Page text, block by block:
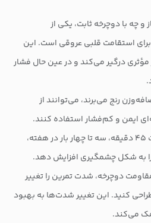
چه با دوچرخه ثابت، یکی از
استقامت قلبی عروقی است. این
مؤثری درگیر می‌کند و در عین حال فشار
رنج می‌برند، می‌توانند از
ایمن و کم‌فشار استفاده کنند.
تمرین با شدت متوسط به مدت ۴۵ دقیقه، سه تا چهار بار در هفته،
به شکل چشمگیری افزایش دهد.
دوچرخه، شدت تمرین را تغییر
کنید. این تغییر شدت‌ها به بهبود
می‌کند.